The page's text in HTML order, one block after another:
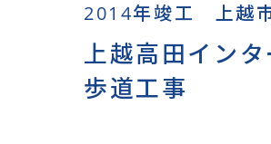
2014年竣工 上越
上越高田イン
歩道工事